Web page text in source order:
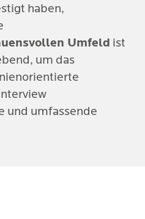
haben,
Umfeld ist
um das
und umfassende